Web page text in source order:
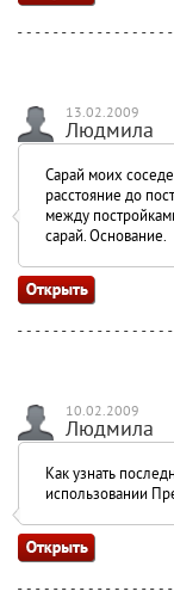
13.02.2009
Людмила
Сарай моих
расстояние до
между
сарай. Основание.
10.02.2009
Людмила
Как узнать
использовании